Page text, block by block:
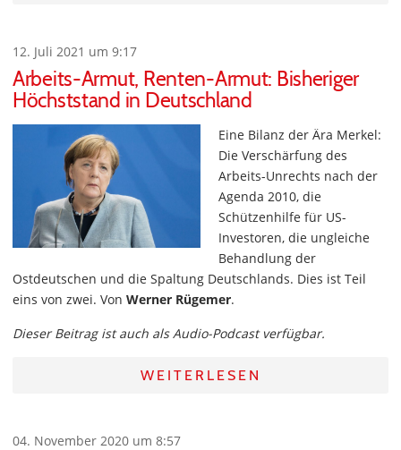
12. Juli 2021 um 9:17
Arbeits-Armut, Renten-Armut: Bisheriger
Höchststand in Deutschland
Eine Bilanz der Ära Merkel:
Die Verschärfung des
Arbeits-Unrechts nach der
Agenda 2010, die
Schützenhilfe für US-
Investoren, die ungleiche
Behandlung der
Ostdeutschen und die Spaltung Deutschlands. Dies ist Teil
eins von zwei. Von Werner Rügemer.
Dieser Beitrag ist auch als Audio-Podcast verfügbar.
WEITERLESEN
04. November 2020 um 8:57